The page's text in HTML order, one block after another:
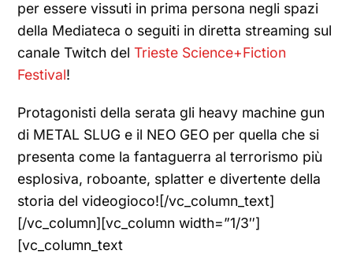
per essere vissuti in prima persona negli spazi
della Mediateca o seguiti in diretta streaming sul
canale Twitch delTrieste Science+Fiction
Festival!
Protagonisti della serata gli heavy machine gun
di METAL SLUG e il NEO GEO per quella che si
presenta come la fantaguerra al terrorismo più
esplosiva, roboante, splatter e divertente della
storia del videogioco![/vc_column_text]
[/vc_column][vc_column width=”1/3″]
[vc_column_text